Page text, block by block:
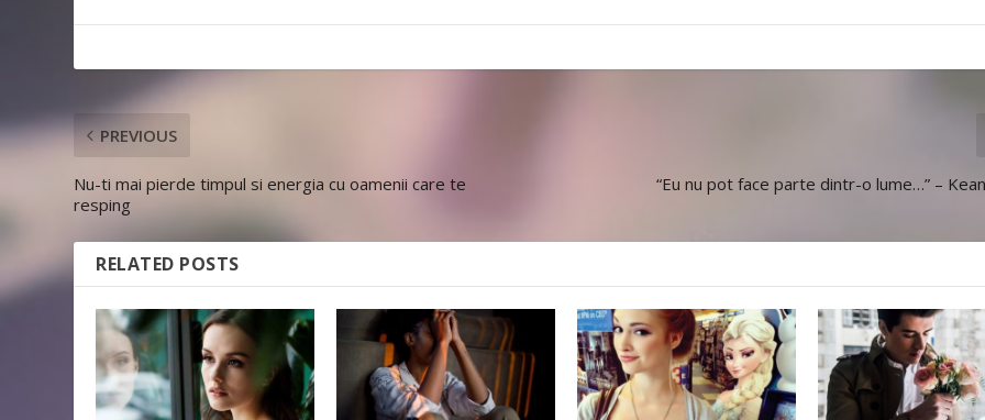
PREVIOUS
Nu-ti mai pierde timpul si energia cu oamenii care te
resping
“Eu nu pot face parte dintr-o lume…” –
RELATED POSTS